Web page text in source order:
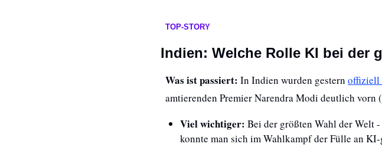
TOP-STORY
Indien: Welche Rolle KI bei der
Was ist passiert: In Indien wurden gestern offiziell
amtierenden Premier Narendra Modi deutlich
Viel wichtiger: Bei der größten Wahl der Welt
konnte man sich im Wahlkampf der Fülle an